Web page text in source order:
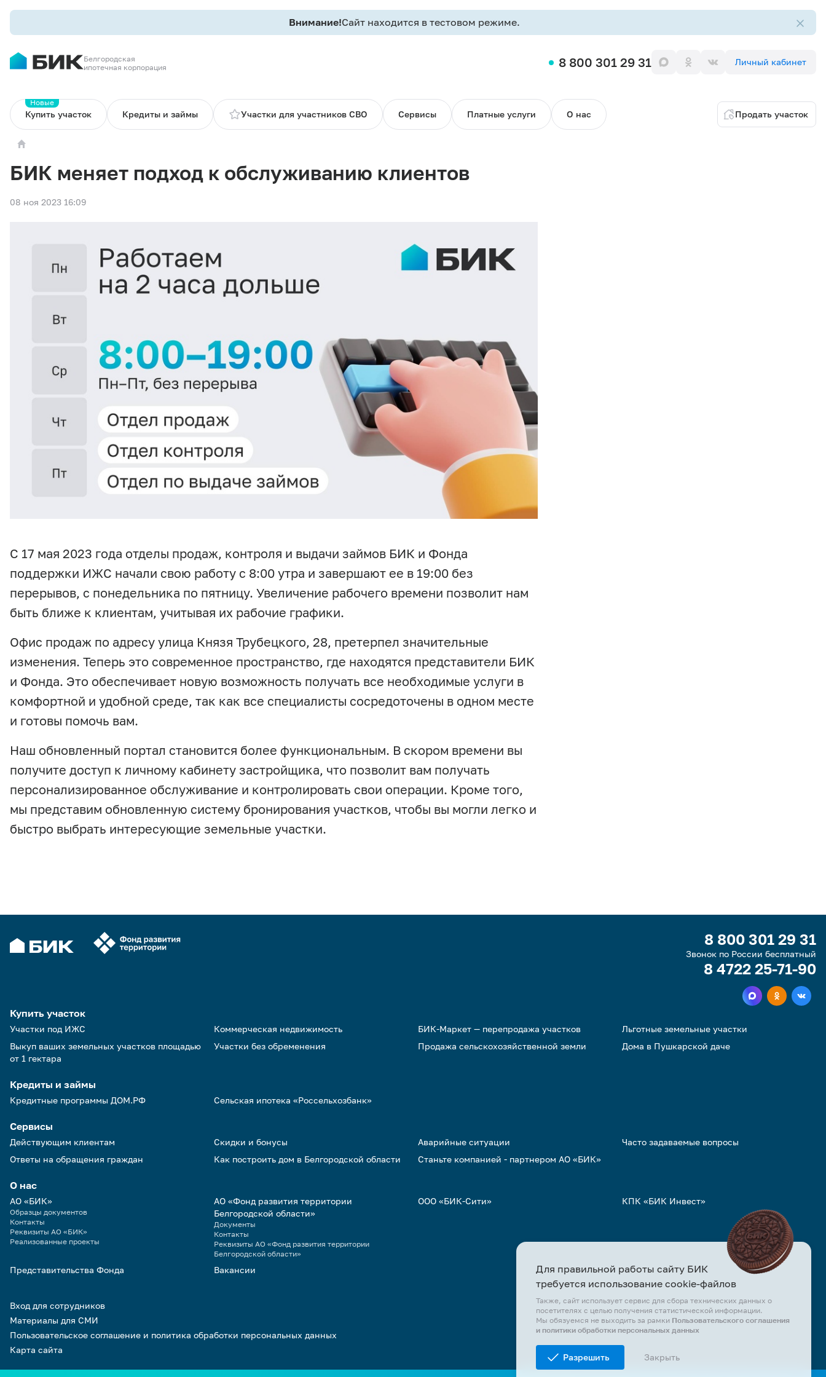
Внимание!Сайт находится в тестовом режиме.
Белгородская
ипотечная корпорация
8 800 301 29 31 Личный кабинет
Купить участок
Новые
Кредиты и займы Участки для участников СВО Сервисы Платные услуги О нас Продать участок
БИК меняет подход к обслуживанию клиентов
08 ноя 2023 16:09
С 17 мая 2023 года отделы продаж, контроля и выдачи займов БИК и Фонда
поддержки ИЖС начали свою работу с 8:00 утра и завершают ее в 19:00 без
перерывов, с понедельника по пятницу. Увеличение рабочего времени позволит нам
быть ближе к клиентам, учитывая их рабочие графики.
Офис продаж по адресу улица Князя Трубецкого, 28, претерпел значительные
изменения. Теперь это современное пространство, где находятся представители БИК
и Фонда. Это обеспечивает новую возможность получать все необходимые услуги в
комфортной и удобной среде, так как все специалисты сосредоточены в одном месте
и готовы помочь вам.
Наш обновленный портал становится более функциональным. В скором времени вы
получите доступ к личному кабинету застройщика, что позволит вам получать
персонализированное обслуживание и контролировать свои операции. Кроме того,
мы представим обновленную систему бронирования участков, чтобы вы могли легко и
быстро выбрать интересующие земельные участки.
8 800 301 29 31
Звонок по России бесплатный
8 4722 25-71-90
Купить участок
Участки под ИЖС Коммерческая недвижимость БИК-Маркет — перепродажа участков
Льготные земельные участки
Выкуп ваших земельных участков площадью
от 1 гектара
Участки без обременения Продажа сельскохозяйственной земли Дома в Пушкарской даче
Кредиты и займы
Кредитные программы ДОМ.РФ Сельская ипотека «Россельхозбанк»
Сервисы
Действующим клиентам Скидки и бонусы Аварийные ситуации
Часто задаваемые вопросы
Ответы на обращения граждан
Как построить дом в Белгородской области Станьте компанией - партнером АО «БИК»
О нас
АО «БИК»
Образцы документов
Контакты
Реквизиты АО «БИК»
Реализованные проекты
АО «Фонд развития территории
Белгородской области»
Документы
Контакты
Реквизиты АО «Фонд развития территории
Белгородской области»
ООО «БИК-Сити» КПК «БИК Инвест»
Представительства Фонда Вакансии
Вход для сотрудников
Материалы для СМИ
Пользовательское соглашение и политика обработки персональных данных
Карта сайта
Для правильной работы сайту БИК
требуется использование cookie-файлов
Также, сайт использует сервис для сбора технических данных о
посетителях с целью получения статистической информации.
Мы обязуемся не выходить за рамки Пользовательского соглашения
и политики обработки персональных данных
Разрешить Закрыть